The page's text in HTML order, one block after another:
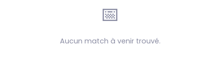
📅
Aucun match à venir trouvé.